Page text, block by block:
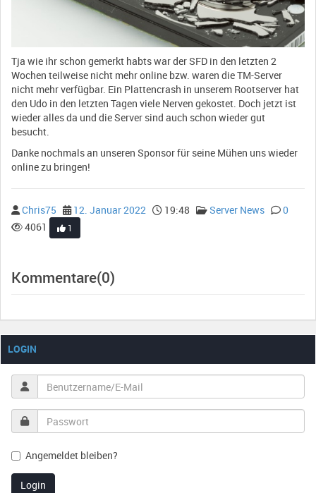
Tja wie ihr schon gemerkt habts war der SFD in den letzten 2
Wochen teilweise nicht mehr online bzw. waren die TM-Server
nicht mehr verfügbar. Ein Plattencrash in unserem Rootserver hat
den Udo in den letzten Tagen viele Nerven gekostet. Doch jetzt ist
wieder alles da und die Server sind auch schon wieder gut
besucht.
Danke nochmals an unseren Sponsor für seine Mühen uns wieder
online zu bringen!
Chris75 12. Januar 2022 19:48 Server News
0
4061
1
Kommentare(0)
LOGIN
Angemeldet bleiben?
Login